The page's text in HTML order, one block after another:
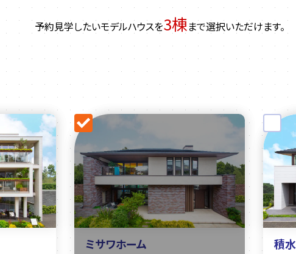
予約見学したいモデルハウスを3棟まで選択いただけます。
ミサワホーム
積